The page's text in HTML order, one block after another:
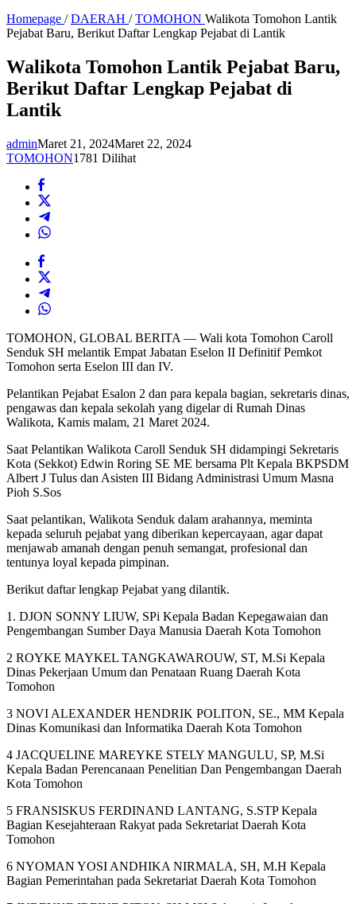
Homepage / DAERAH / TOMOHON Walikota Tomohon Lantik
Pejabat Baru, Berikut Daftar Lengkap Pejabat di Lantik
Walikota Tomohon Lantik Pejabat Baru,
Berikut Daftar Lengkap Pejabat di
Lantik
adminMaret 21, 2024Maret 22, 2024
TOMOHON1781 Dilihat
TOMOHON, GLOBAL BERITA — Wali kota Tomohon Caroll
Senduk SH melantik Empat Jabatan Eselon II Definitif Pemkot
Tomohon serta Eselon III dan IV.
Pelantikan Pejabat Esalon 2 dan para kepala bagian, sekretaris dinas,
pengawas dan kepala sekolah yang digelar di Rumah Dinas
Walikota, Kamis malam, 21 Maret 2024.
Saat Pelantikan Walikota Caroll Senduk SH didampingi Sekretaris
Kota (Sekkot) Edwin Roring SE ME bersama Plt Kepala BKPSDM
Albert J Tulus dan Asisten III Bidang Administrasi Umum Masna
Pioh S.Sos
Saat pelantikan, Walikota Senduk dalam arahannya, meminta
kepada seluruh pejabat yang diberikan kepercayaan, agar dapat
menjawab amanah dengan penuh semangat, profesional dan
tentunya loyal kepada pimpinan.
Berikut daftar lengkap Pejabat yang dilantik.
1. DJON SONNY LIUW, SPi Kepala Badan Kepegawaian dan
Pengembangan Sumber Daya Manusia Daerah Kota Tomohon
2 ROYKE MAYKEL TANGKAWAROUW, ST, M.Si Kepala
Dinas Pekerjaan Umum dan Penataan Ruang Daerah Kota
Tomohon
3 NOVI ALEXANDER HENDRIK POLITON, SE., MM Kepala
Dinas Komunikasi dan Informatika Daerah Kota Tomohon
4 JACQUELINE MAREYKE STELY MANGULU, SP, M.Si
Kepala Badan Perencanaan Penelitian Dan Pengembangan Daerah
Kota Tomohon
5 FRANSISKUS FERDINAND LANTANG, S.STP Kepala
Bagian Kesejahteraan Rakyat pada Sekretariat Daerah Kota
Tomohon
6 NYOMAN YOSI ANDHIKA NIRMALA, SH, M.H Kepala
Bagian Pemerintahan pada Sekretariat Daerah Kota Tomohon